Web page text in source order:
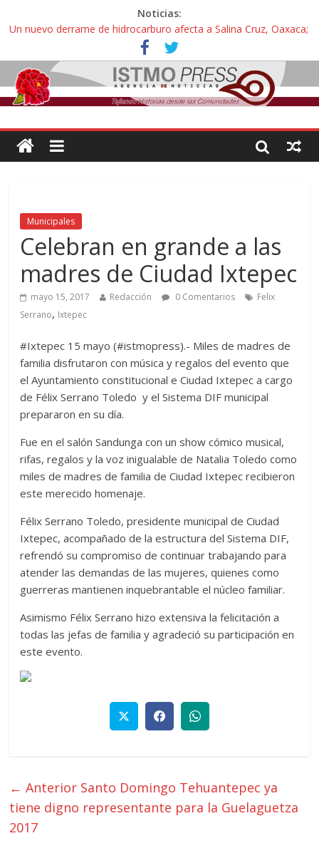
Noticias:
Un nuevo derrame de hidrocarburo afecta a Salina Cruz, Oaxaca;
ahora pescadores de Salinas del Marqués denuncian daños de
Pemex
Ángel, el joven autista expulsado por la Universidad Bienestar de
Ixtepec, Oaxaca vuelve a las aulas tras amparo
Familiares de periodista Alejandro Leyva se reúnen con titular de
intelectuales de su asesinato
Alertan pescadores de Juchitán, Oaxaca de nuevo despojo de su
Municipales
Celebran en grande a las
madres de Ciudad Ixtepec
mayo 15, 2017 Redacción 0 Comentarios
Felix
Serrano, Ixtepec
#Ixtepec 15 mayo (#istmopress).- Miles de madres de
familia disfrutaron con música y regalos del evento que
el Ayuntamiento constitucional e Ciudad Ixtepec a cargo
de Félix Serrano Toledo y el Sistema DIF municipal
prepararon en su día.
Fue en el salón Sandunga con un show cómico musical,
rifas, regalos y la voz inigualable de Natalia Toledo como
miles de madres de familia de Ciudad Ixtepec recibieron
este merecido homenaje.
Félix Serrano Toledo, presidente municipal de Ciudad
Ixtepec, acompañado de la estructura del Sistema DIF,
refrendó su compromiso de continuar trabajando para
atender las demandas de las mujeres, quienes como
guerreras mantienen inquebrantable el núcleo familiar.
Asimismo Félix Serrano hizo extensiva la felicitación a
todas las jefas de familia y agradeció su participación en
este evento.
← Anterior Santo Domingo Tehuantepec ya
tiene digno representante para la Guelaguetza
2017